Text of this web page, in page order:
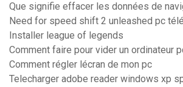
Que signifie effacer les données de
Need for speed shift 2 unleashed pc
Installer league of legends
Comment faire pour vider un ordinateur
Comment régler lécran de mon pc
Telecharger adobe reader windows xp